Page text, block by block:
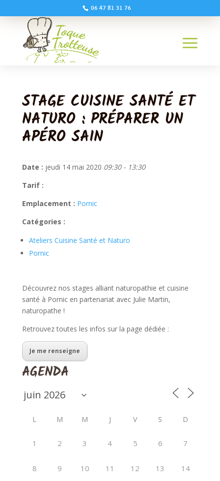
06 47 81 31 76
STAGE CUISINE SANTÉ ET
NATURO : PRÉPARER UN
APÉRO SAIN
Date : jeudi 14 mai 2020 09:30 - 13:30
Tarif :
Emplacement : Pornic
Catégories :
Ateliers Cuisine Santé et Naturo
Pornic
Découvrez nos stages alliant naturopathie et cuisine
santé à Pornic en partenariat avec Julie Martin,
naturopathe !
Retrouvez toutes les infos sur la page dédiée :
Je me renseigne
AGENDA
L M M J V S D
1 2 3 4 5 6 7
8 9 10 11 12 13 14